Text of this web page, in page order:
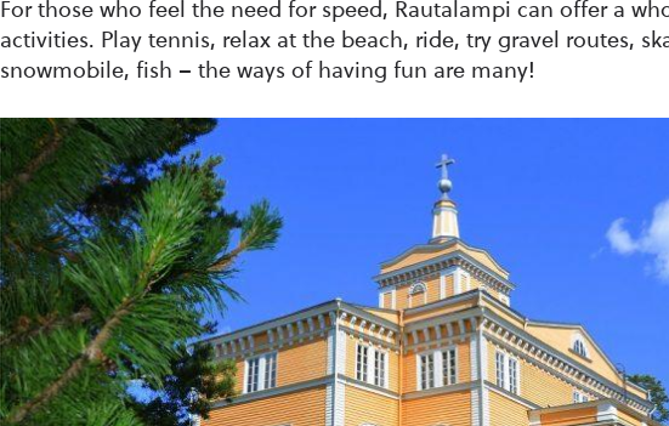
For those who feel the need for speed, Rautalampi can offer a
activities. Play tennis, relax at the beach, ride, try gravel routes,
snowmobile, fish – the ways of having fun are many!